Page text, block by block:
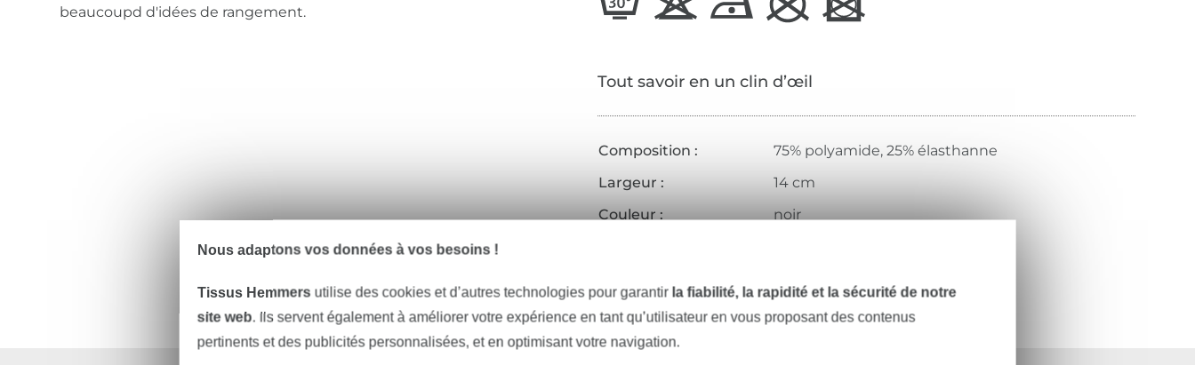
beaucoupd d'idées de rangement.
Tout savoir en un clin d’œil
Composition :
75% polyamide, 25% élasthanne
Largeur :
14 cm
Couleur :
noir
Coordonnées du fabricant
Nous adaptons vos données à vos besoins !
Tissus Hemmers utilise des cookies et d’autres technologies pour garantir la fiabilité, la rapidité et la sécurité de notre
site web. Ils servent également à améliorer votre expérience en tant qu’utilisateur en vous proposant des contenus
pertinents et des publicités personnalisées, et en optimisant votre navigation.